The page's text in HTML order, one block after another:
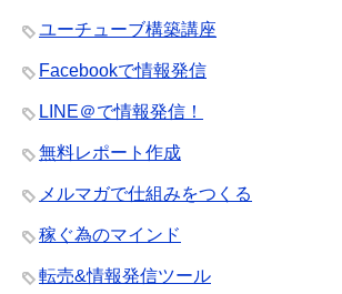
ユーチューブ構築講座
Facebookで情報発信
LINE＠で情報発信！
無料レポート作成
メルマガで仕組みをつくる
稼ぐ為のマインド
転売&情報発信ツール